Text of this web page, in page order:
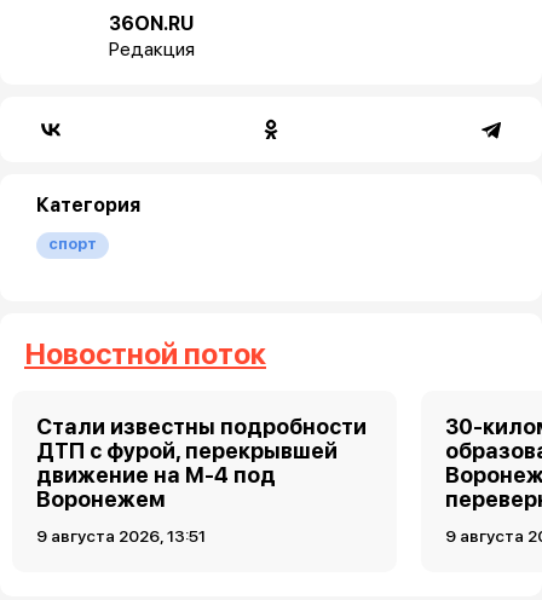
36ON.RU
Редакция
Категория
спорт
Новостной поток
Стали известны подробности
ДТП с фурой, перекрывшей
движение на М-4 под
Воронежем
9 августа 2026, 13:51
30-
9 августа